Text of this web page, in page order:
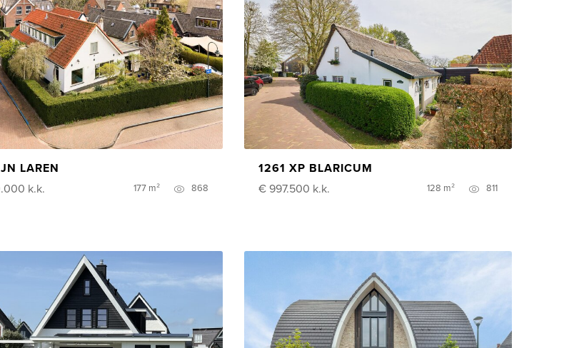
LAREN
k.k. 177 m² 868
1261 XP BLARICUM
€ 997.500 k.k. 128 m² 811